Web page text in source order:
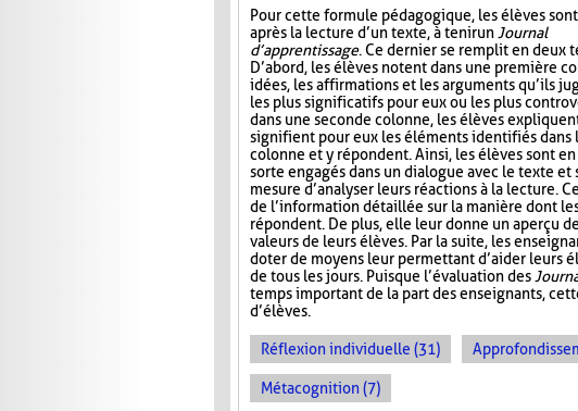
Pour cette formule pédagogique, les élèves
après la lecture d’un texte, à tenir unJournal
d’apprentissage. Ce dernier se remplit en deux
D’abord, les élèves notent dans une première
idées, les affirmations et les arguments qu’ils
les plus significatifs pour eux ou les plus
dans une seconde colonne, les élèves
signifient pour eux les éléments identifiés dans
colonne et y répondent. Ainsi, les élèves sont
sorte engagés dans un dialogue avec le texte et
mesure d’analyser leurs réactions à la lecture.
de l’information détaillée sur la manière dont
répondent. De plus, elle leur donne un aperçu
valeurs de leurs élèves. Par la suite, les
doter de moyens leur permettant d’aider leurs
de tous les jours. Puisque l’évaluation des
temps important de la part des enseignants,
d’élèves.
Réflexion individuelle (31)
Métacognition (7)